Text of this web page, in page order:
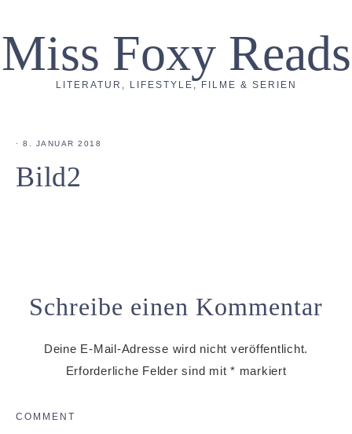
Miss Foxy Reads
LITERATUR, LIFESTYLE, FILME & SERIEN
· 8. JANUAR 2018
Bild2
Schreibe einen Kommentar
Deine E-Mail-Adresse wird nicht veröffentlicht.
Erforderliche Felder sind mit * markiert
COMMENT